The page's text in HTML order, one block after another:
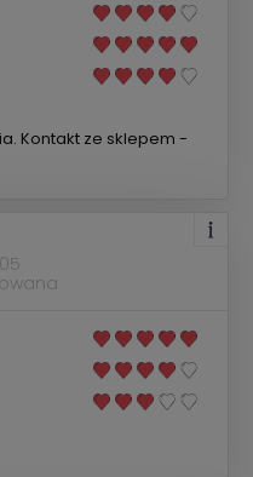
Kontakt ze sklepem -